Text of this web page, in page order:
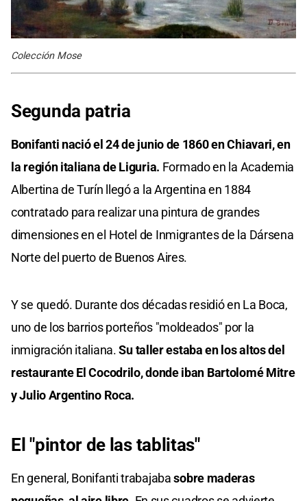
Colección Mose
Segunda patria
Bonifanti nació el 24 de junio de 1860 en Chiavari, en
la región italiana de Liguria. Formado en la Academia
Albertina de Turín llegó a la Argentina en 1884
contratado para realizar una pintura de grandes
dimensiones en el Hotel de Inmigrantes de la Dársena
Norte del puerto de Buenos Aires.
Y se quedó. Durante dos décadas residió en La Boca,
uno de los barrios porteños "moldeados" por la
inmigración italiana.Su taller estaba en los altos del
restaurante El Cocodrilo, donde iban Bartolomé Mitre
y Julio Argentino Roca.
El "pintor de las tablitas"
En general, Bonifanti trabajabasobre maderas